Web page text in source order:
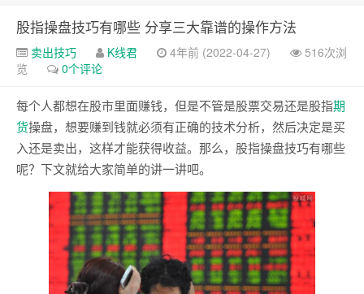
股指操盘技巧有哪些 分享三大靠谱的操作方法
卖出技巧 K线君 4年前 (2022-04-27)
516次浏
览
0个评论
每个人都想在股市里面赚钱，但是不管是股票交易还是股指期
货操盘，想要赚到钱就必须有正确的技术分析，然后决定是买
入还是卖出，这样才能获得收益。那么，股指操盘技巧有哪些
呢？下文就给大家简单的讲一讲吧。